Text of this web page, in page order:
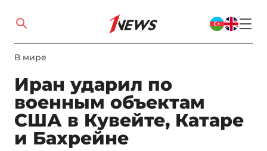
В мире
Иран ударил по
военным объектам
США в Кувейте, Катаре
и Бахрейне